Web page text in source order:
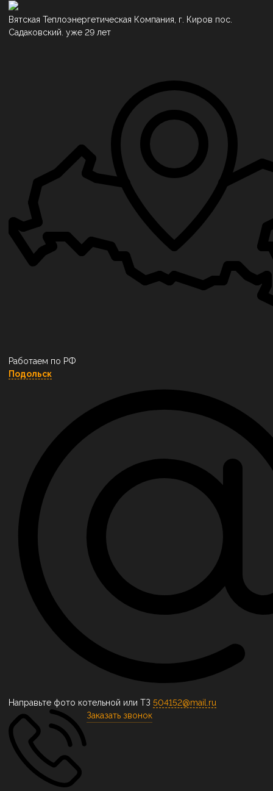
Вятская Теплоэнергетическая Компания, г. Киров пос.
Садаковский. уже 29 лет
Работаем по РФ
Подольск
Направьте фото котельной или ТЗ 504152@mail.ru
Заказать звонок